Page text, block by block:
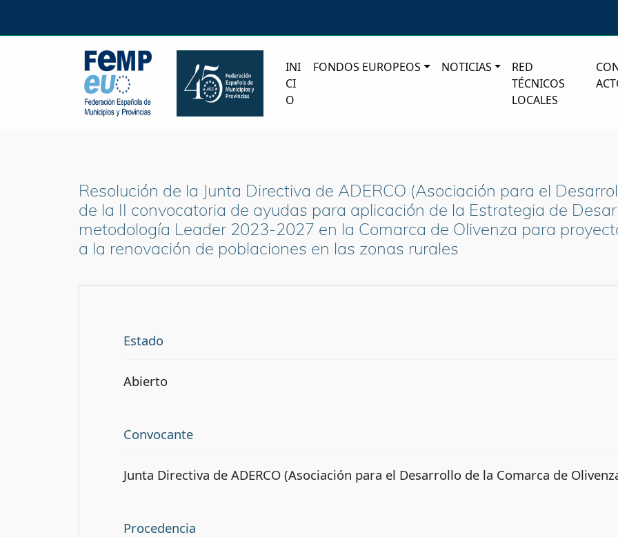
INI
CI
O
FONDOS EUROPEOS NOTICIAS
RED
TÉCNICOS
LOCALES
Resolución de la Junta Directiva de ADERCO (Asociación para el
de la II convocatoria de ayudas para aplicación de la Estrategia de
metodología Leader 2023-2027 en la Comarca de Olivenza para
a la renovación de poblaciones en las zonas rurales
Estado
Abierto
Convocante
Junta Directiva de ADERCO (Asociación para el Desarrollo de la Comarca de
Procedencia